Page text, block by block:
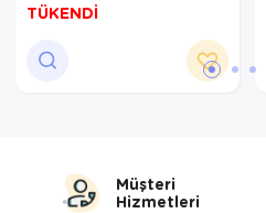
TÜKENDİ
Müşteri
Hizmetleri